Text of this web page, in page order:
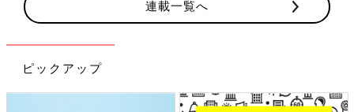
連載一覧へ
ピックアップ